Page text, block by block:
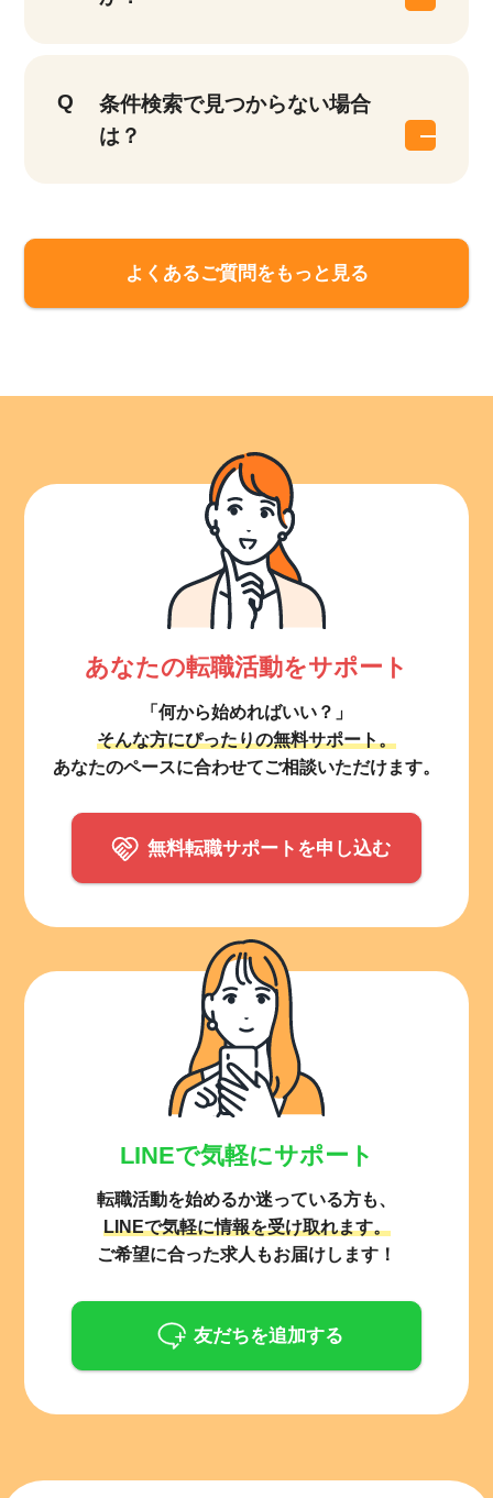
条件検索で見つからない場合
は？
よくあるご質問をもっと見る
あなたの転職活動をサポート
「何から始めればいい？」
そんな方にぴったりの無料サポート。
あなたのペースに合わせてご相談いただけます。
無料転職サポートを申し込む
LINEで気軽にサポート
転職活動を始めるか迷っている方も、
LINEで気軽に情報を受け取れます。
ご希望に合った求人もお届けします！
友だちを追加する
9,859